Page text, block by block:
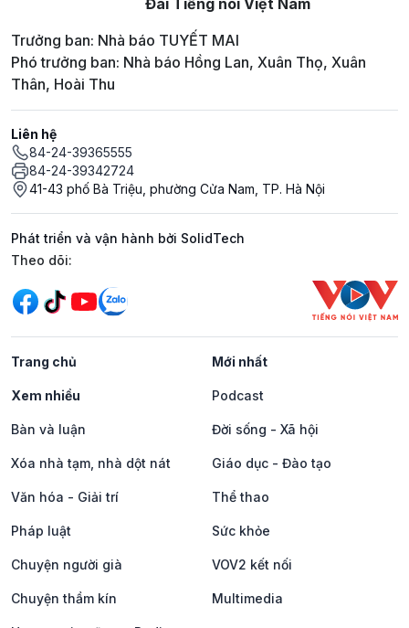
Trưởng ban: Nhà báo TUYẾT MAI
Phó trưởng ban: Nhà báo Hồng Lan, Xuân Thọ, Xuân
Thân, Hoài Thu
Liên hệ
84-24-39365555
84-24-39342724
41-43 phố Bà Triệu, phường Cửa Nam, TP. Hà Nội
Phát triển và vận hành bởi SolidTech
Mạng xã hội
Theo dõi:
Trang chủ Mới nhất
Xem nhiều Podcast
Bàn và luận Đời sống - Xã hội
Xóa nhà tạm, nhà dột nát Giáo dục - Đào tạo
Văn hóa - Giải trí Thể thao
Pháp luật Sức khỏe
Chuyện người già VOV2 kết nối
Chuyện thầm kín Multimedia